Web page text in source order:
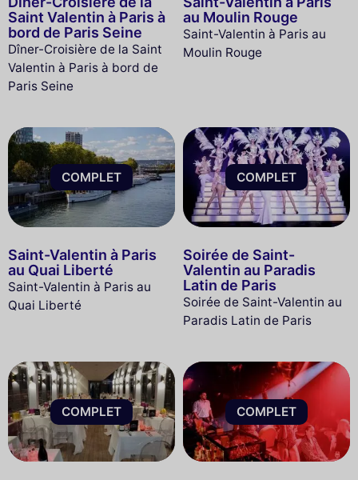
Saint Valentin à Paris à
bord de Paris Seine
Dîner-Croisière de la Saint
Valentin à Paris à bord de
Paris Seine
au Moulin Rouge
Saint-Valentin à Paris au
Moulin Rouge
COMPLET
Saint-Valentin à Paris
au Quai Liberté
Saint-Valentin à Paris au
Quai Liberté
COMPLET
Soirée de Saint-
Valentin au Paradis
Latin de Paris
Soirée de Saint-Valentin au
Paradis Latin de Paris
COMPLET COMPLET